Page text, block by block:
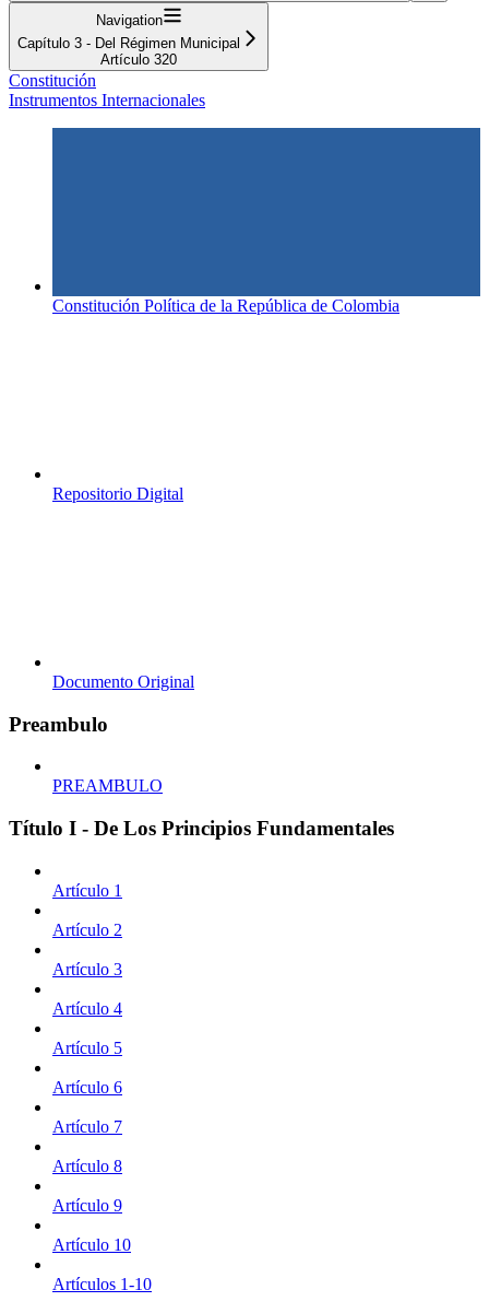
Navigation
Capítulo 3 - Del Régimen Municipal
Artículo 320
Constitución
Instrumentos Internacionales
Constitución Política de la República de Colombia
Repositorio Digital
Documento Original
Preambulo
PREAMBULO
Título I - De Los Principios Fundamentales
Artículo 1
Artículo 2
Artículo 3
Artículo 4
Artículo 5
Artículo 6
Artículo 7
Artículo 8
Artículo 9
Artículo 10
Artículos 1-10